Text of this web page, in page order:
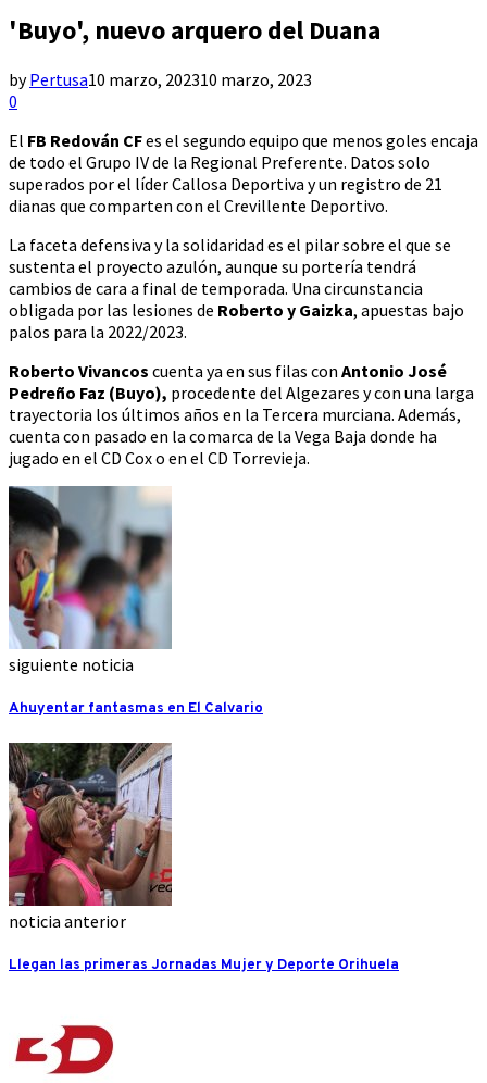
'Buyo', nuevo arquero del Duana
byPertusa10 marzo, 202310 marzo, 2023
0
El FB Redován CFes el segundo equipo que menos goles encaja
de todo el Grupo IV de la Regional Preferente. Datos solo
superados por el líder Callosa Deportiva y un registro de 21
dianas que comparten con el Crevillente Deportivo.
La faceta defensiva y la solidaridad es el pilar sobre el que se
sustenta el proyecto azulón, aunque su portería tendrá
cambios de cara a final de temporada. Una circunstancia
obligada por las lesiones de Roberto y Gaizka, apuestas bajo
palos para la 2022/2023.
Roberto Vivancos cuenta ya en sus filas con Antonio José
Pedreño Faz (Buyo), procedente del Algezares y con una larga
trayectoria los últimos años en la Tercera murciana. Además,
cuenta con pasado en la comarca de la Vega Baja donde ha
jugado en el CD Cox o en el CD Torrevieja.
siguiente noticia
Ahuyentar fantasmas en El Calvario
noticia anterior
Llegan las primeras Jornadas Mujer y Deporte Orihuela